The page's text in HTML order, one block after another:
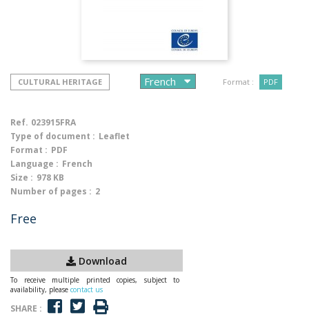
CULTURAL HERITAGE Format : PDF
Ref. 023915FRA
Type of document : Leaflet
Format : PDF
Language : French
Size : 978 KB
Number of pages : 2
Free
Download
To receive multiple printed copies, subject to
availability, please contact us
SHARE :